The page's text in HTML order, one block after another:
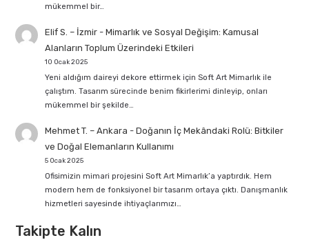
mükemmel bir…
Elif S. – İzmir- Mimarlık ve Sosyal Değişim: Kamusal
Alanların Toplum Üzerindeki Etkileri
10 Ocak 2025
Yeni aldığım daireyi dekore ettirmek için Soft Art Mimarlık ile
çalıştım. Tasarım sürecinde benim fikirlerimi dinleyip, onları
mükemmel bir şekilde…
Mehmet T. – Ankara - Doğanın İç Mekândaki Rolü: Bitkiler
ve Doğal Elemanların Kullanımı
5 Ocak 2025
Ofisimizin mimari projesini Soft Art Mimarlık’a yaptırdık. Hem
modern hem de fonksiyonel bir tasarım ortaya çıktı. Danışmanlık
hizmetleri sayesinde ihtiyaçlarımızı…
Takipte Kalın